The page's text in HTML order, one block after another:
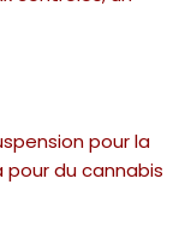
pour la
pour du cannabis